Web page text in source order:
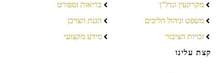
מקרקעין ונדל"ן
משפט וניהול הליכים
זכויות הציבור
בריאות וספורט
הגנת הצרכן
מידע מקצועי
קצת עלינו